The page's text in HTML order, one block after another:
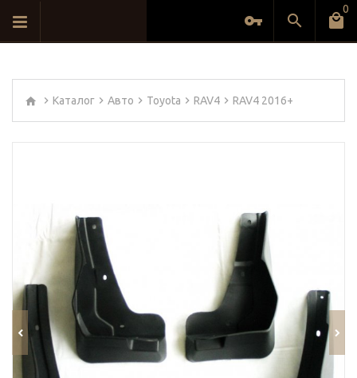
0
Каталог Авто Toyota RAV4 RAV4 2016+